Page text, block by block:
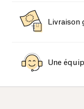
Une